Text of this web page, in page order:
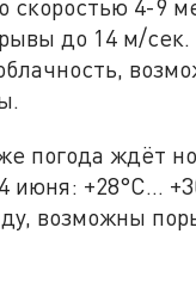
скоростью 4-9
до 14 м/
погода ждёт
июня: +28°C…
возможны